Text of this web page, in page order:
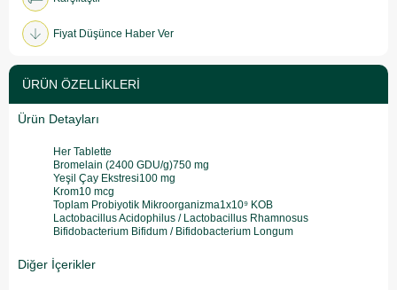
Fiyat Düşünce Haber Ver
ÜRÜN ÖZELLIKLERI
Ürün Detayları
Her Tablette
Bromelain (2400 GDU/g)750 mg
Yeşil Çay Ekstresi100 mg
Krom10 mcg
Toplam Probiyotik Mikroorganizma1x10⁹ KOB
Lactobacillus Acidophilus / Lactobacillus Rhamnosus
Bifidobacterium Bifidum / Bifidobacterium Longum
Diğer İçerikler